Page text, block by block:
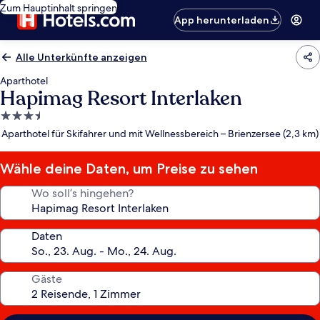
Zum Hauptinhalt springen
App herunterladen
Alle Unterkünfte anzeigen
Aparthotel
Hapimag Resort Interlaken
3.5-
Sterne-
Aparthotel für Skifahrer und mit Wellnessbereich – Brienzersee (2,3 km)
Wähle deine Daten, um Preise zu sehen
Wo soll’s hingehen?
Daten
Gäste